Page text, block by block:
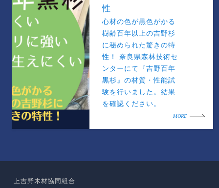
性
心材の色が黒色がかる
樹齢百年以上の吉野杉
に秘められた驚きの特
性！ 奈良県森林技術セ
ンターにて『吉野百年
黒杉』の材質・性能試
験を行いました。結果
を確認ください。
MORE
上吉野木材協同組合